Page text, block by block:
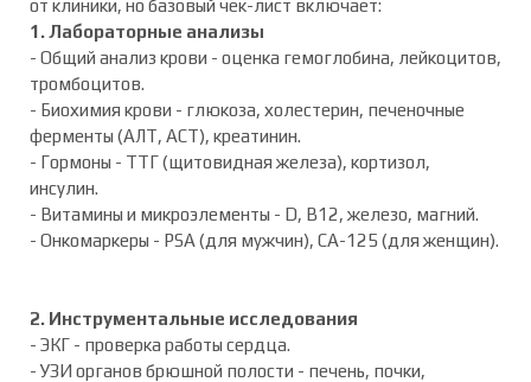
от клиники, но базовый чек-лист включает:
1. Лабораторные анализы
- Общий анализ крови - оценка гемоглобина, лейкоцитов,
тромбоцитов.
- Биохимия крови - глюкоза, холестерин, печеночные
ферменты (АЛТ, АСТ), креатинин.
- Гормоны - ТТГ (щитовидная железа), кортизол,
инсулин.
- Витамины и микроэлементы - D, B12, железо, магний.
- Онкомаркеры - PSA (для мужчин), CA-125 (для женщин).
2. Инструментальные исследования
- ЭКГ - проверка работы сердца.
- УЗИ органов брюшной полости - печень, почки,